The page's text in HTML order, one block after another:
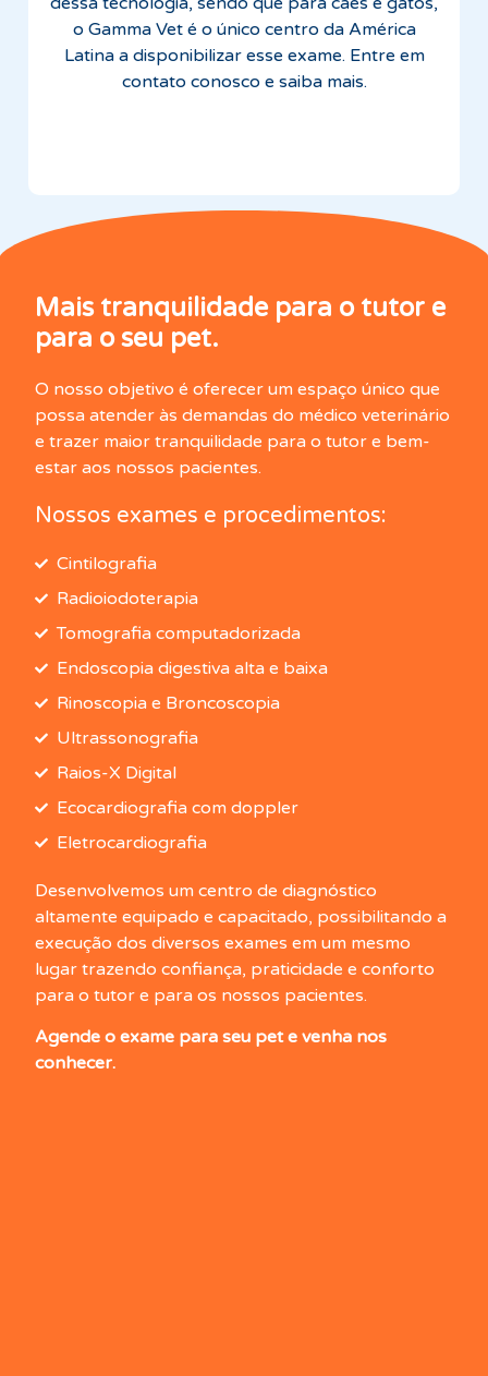
o Gamma Vet é o único centro da América
Latina a disponibilizar esse exame. Entre em
contato conosco e saiba mais.
Mais tranquilidade para o tutor e
para o seu pet.
O nosso objetivo é oferecer um espaço único que
possa atender às demandas do médico veterinário
e trazer maior tranquilidade para o tutor e bem-
estar aos nossos pacientes.
Nossos exames e procedimentos:
Cintilografia
Radioiodoterapia
Tomografia computadorizada
Endoscopia digestiva alta e baixa
Rinoscopia e Broncoscopia
Ultrassonografia
Raios-X Digital
Ecocardiografia com doppler
Eletrocardiografia
Desenvolvemos um centro de diagnóstico
altamente equipado e capacitado, possibilitando a
execução dos diversos exames em um mesmo
lugar trazendo confiança, praticidade e conforto
para o tutor e para os nossos pacientes.
Agende o exame para seu pet e venha nos
conhecer.